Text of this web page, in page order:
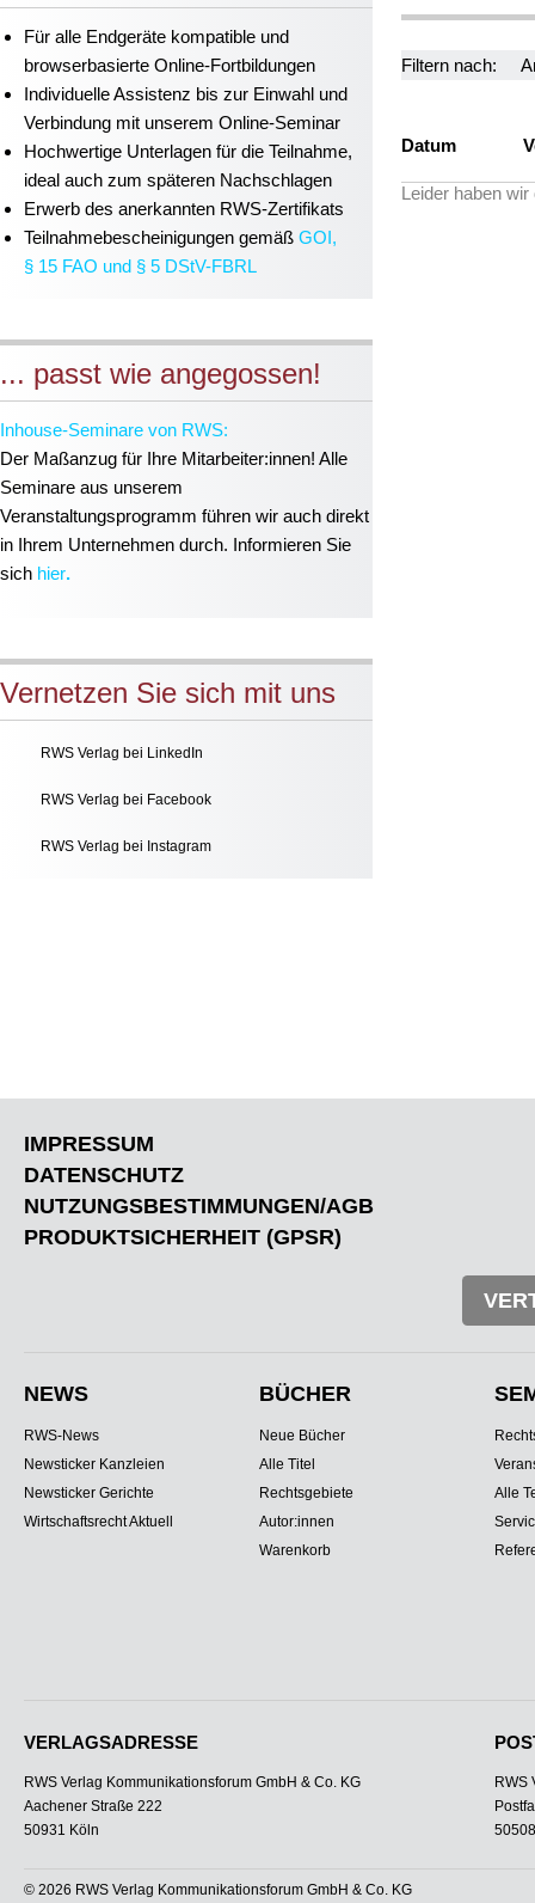
Für alle Endgeräte kompatible und
browserbasierte Online-Fortbildungen
Individuelle Assistenz bis zur Einwahl und
Verbindung mit unserem Online-Seminar
Hochwertige Unterlagen für die Teilnahme,
ideal auch zum späteren Nachschlagen
Erwerb des anerkannten RWS-Zertifikats
Teilnahmebescheinigungen gemäß GOI,
§ 15 FAO und § 5 DStV-FBRL
... passt wie angegossen!
Inhouse-Seminare von RWS:
Der Maßanzug für Ihre Mitarbeiter:innen! Alle
Seminare aus unserem
Veranstaltungsprogramm führen wir auch direkt
in Ihrem Unternehmen durch. Informieren Sie
sich hier.
Vernetzen Sie sich mit uns
RWS Verlag bei LinkedIn
RWS Verlag bei Facebook
RWS Verlag bei Instagram
Filtern nach:
Datum
Leider haben
IMPRESSUM
DATENSCHUTZ
NUTZUNGSBESTIMMUNGEN/AGB
PRODUKTSICHERHEIT (GPSR)
NEWS
RWS-News
Newsticker Kanzleien
Newsticker Gerichte
Wirtschaftsrecht Aktuell
BÜCHER
Neue Bücher
Alle Titel
Rechtsgebiete
Autor:innen
Warenkorb
Alle
VERLAGSADRESSE
RWS Verlag Kommunikationsforum GmbH & Co. KG
Aachener Straße 222
50931 Köln
RWS
© 2026 RWS Verlag Kommunikationsforum GmbH & Co. KG